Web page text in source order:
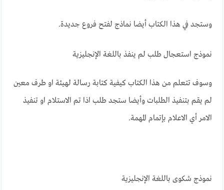
وستجد في هذا الكتاب أيضا نماذج لفتح فروع جديدة.
نموذج استعجال طلب لم ينفذ باللغة الإنجليزية
وسوف تتعلم من هذا الكتاب كيفية كتابة رسالة لهيئة او طرف معين
لم يقم بتنفيذ الطلبات وأيضا ستجد طلب اذا تم الاستلام او تنفيذ
الامر أي الاعلام بإتمام المهمة.
نموذج شكوى باللغة الإنجليزية